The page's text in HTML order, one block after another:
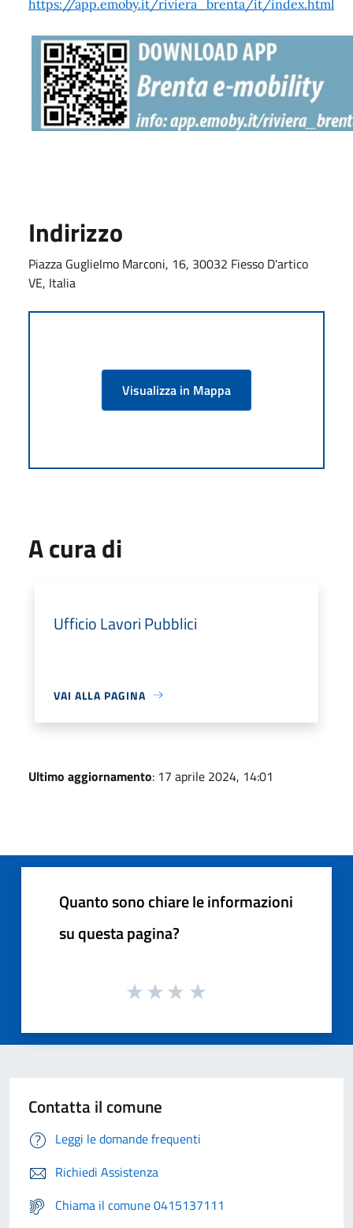
https://app.emoby.it/riviera_brenta/it/index.html
Indirizzo
Piazza Guglielmo Marconi, 16, 30032 Fiesso D'artico
VE, Italia
Visualizza in Mappa
A cura di
Ufficio Lavori Pubblici
VAI ALLA PAGINA
Ultimo aggiornamento: 17 aprile 2024, 14:01
Quanto sono chiare le informazioni
su questa pagina?
Contatta il comune
Leggi le domande frequenti
Richiedi Assistenza
Chiama il comune 0415137111